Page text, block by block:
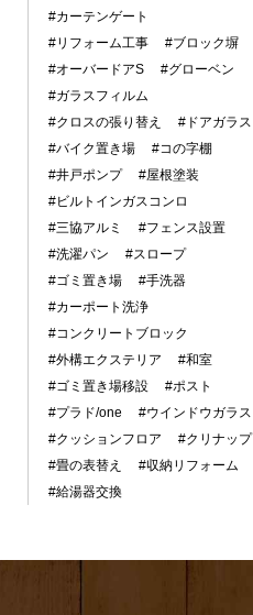
#カーテンゲート
#リフォーム工事
#ブロック塀
#オーバードアS
#グローベン
#ガラスフィルム
#クロスの張り替え
#ドアガラス
#バイク置き場
#コの字棚
#井戸ポンプ
#屋根塗装
#ビルトインガスコンロ
#三協アルミ
#フェンス設置
#洗濯パン
#スロープ
#ゴミ置き場
#手洗器
#カーポート洗浄
#コンクリートブロック
#外構エクステリア
#和室
#ゴミ置き場移設
#ポスト
#プラド/one
#ウインドウガラス
#クッションフロア
#クリナップ
#畳の表替え
#収納リフォーム
#給湯器交換